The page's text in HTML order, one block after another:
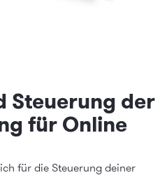
Steuerung der
für Online
für die Steuerung deiner